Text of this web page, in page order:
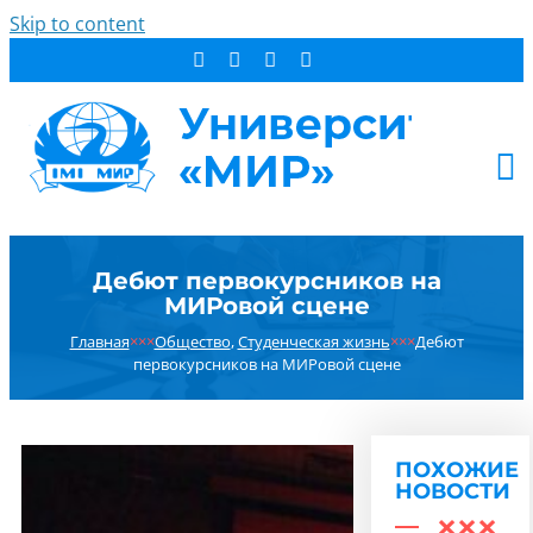
Skip to content
СТУДЕНТУ
ОБ УНИВЕРСИТЕТЕ
НОВОСТИ
РЕЗУЛЬТАТ ПОИСКА:
Дебют первокурсников на
МИРовой сцене
Главная×××Общество,Студенческая жизнь×××Дебют
первокурсников на МИРовой сцене
ПОХОЖИЕ
НОВОСТИ